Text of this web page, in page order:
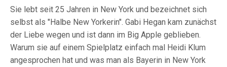
Sie lebt seit 25 Jahren in New York und bezeichnet sich
selbst als "Halbe New Yorkerin". Gabi Hegan kam zunächst
der Liebe wegen und ist dann im Big Apple geblieben.
Warum sie auf einem Spielplatz einfach mal Heidi Klum
angesprochen hat und was man als Bayerin in New York